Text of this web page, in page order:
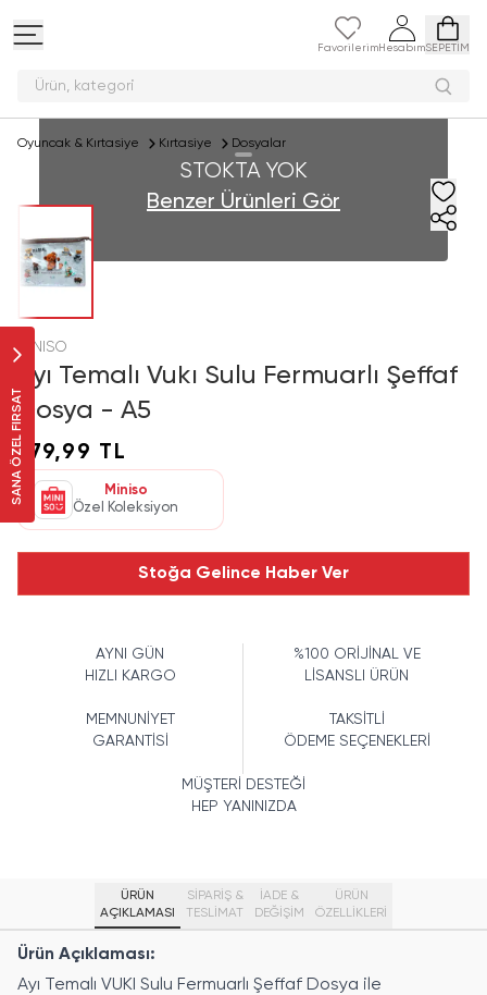
Favorilerim HesabımSEPETİM
Ürün, kate
SANA ÖZEL FIRSAT
Oyuncak & Kırtasiye Kırtasiye Dosyalar
STOKTA YOK
Benzer Ürünleri Gör
MINISO
Ayı Temalı Vukı Sulu Fermuarlı Şeffaf
Dosya - A5
179,99 TL
Miniso
Özel Koleksiyon
Stoğa Gelince Haber Ver
AYNI GÜN
HIZLI KARGO
%100 ORİJİNAL VE
LİSANSLI ÜRÜN
MEMNUNİYET
GARANTİSİ
TAKSİTLİ
ÖDEME SEÇENEKLERİ
MÜŞTERİ DESTEĞİ
HEP YANINIZDA
ÜRÜN
AÇIKLAMASI
SİPARİŞ &
TESLİMAT
İADE &
DEĞİŞİM
ÜRÜN
ÖZELLIKLERI
Ürün Açıklaması:
Ayı Temalı VUKI Sulu Fermuarlı Şeffaf Dosya ile